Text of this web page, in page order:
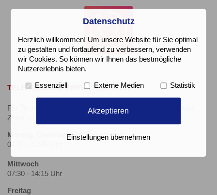
TELEFONISCHE ERREICHBARKEIT
Für Terminvereinbarungen sind wir telefonisch zu folgenden
Zeiten erreichbar:
Montag, Dienstag und Donnerstag
07:30 - 17:45 Uhr
Mittwoch
07:30 - 14:15 Uhr
Freitag
Datenschutz
Herzlich willkommen! Um unsere Website für Sie optimal
zu gestalten und fortlaufend zu verbessern, verwenden
wir Cookies. So können wir Ihnen das bestmögliche
Nutzererlebnis bieten.
Essenziell Externe Medien Statistik
Akzeptieren
Einstellungen übernehmen